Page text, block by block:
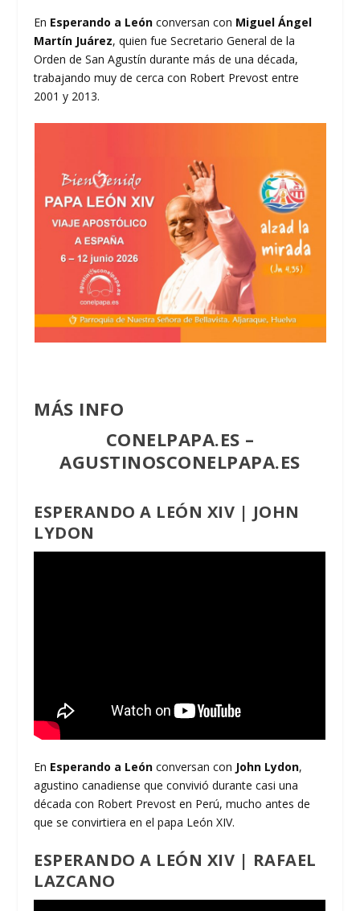
En Esperando a León conversan con Miguel Ángel
Martín Juárez, quien fue Secretario General de la
Orden de San Agustín durante más de una década,
trabajando muy de cerca con Robert Prevost entre
2001 y 2013.
MÁS INFO
CONELPAPA.ES –
AGUSTINOSCONELPAPA.ES
ESPERANDO A LEÓN XIV | JOHN
LYDON
En Esperando a León conversan con John Lydon,
agustino canadiense que convivió durante casi una
década con Robert Prevost en Perú, mucho antes de
que se convirtiera en el papa León XIV.
ESPERANDO A LEÓN XIV | RAFAEL
LAZCANO